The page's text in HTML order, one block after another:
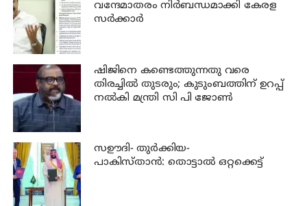
വന്ദേമാതരം നിര്‍ബന്ധമാക്കി കേരള
സര്‍ക്കാര്‍
ഷിജിനെ കണ്ടെത്തുന്നതു വരെ
തിരച്ചില്‍ തുടരും; കുടുംബത്തിന് ഉറപ്പ്
നല്‍കി മന്ത്രി സി പി ജോണ്‍
സഊദി- തുർക്കിയ-
പാകിസ്താൻ: തൊട്ടാൽ ഒറ്റക്കെട്ട്